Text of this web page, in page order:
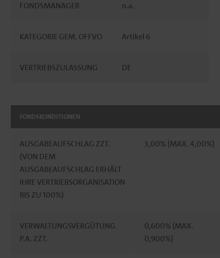
FONDSMANAGER n.a.
KATEGORIE GEM. OFFVO Artikel 6
VERTRIEBSZULASSUNG DE
FONDSKONDITIONEN
AUSGABEAUFSCHLAG ZZT.
(VON DEM
AUSGABEAUFSCHLAG ERHÄLT
IHRE VERTRIEBSORGANISATION
BIS ZU 100%)
3,00% (MAX. 4,00%)
VERWALTUNGSVERGÜTUNG
P.A. ZZT.
0,600% (MAX.
0,900%)